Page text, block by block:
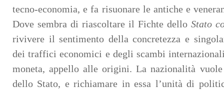
tecno-economia, e fa risuonare le antiche e
Dove sembra di riascoltare il Fichte dello Stato
rivivere il sentimento della concretezza e
dei traffici economici e degli scambi
moneta, appello alle origini. La nazionalità
dello Stato, e richiamare in essa l’unità di